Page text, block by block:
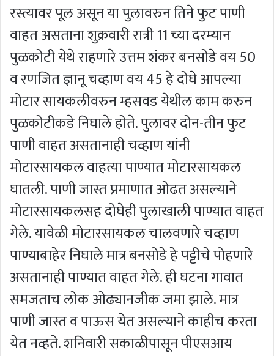
रस्त्यावर पूल असून या पुलावरुन तिने फुट पाणी
वाहत असताना शुक्रवारी रात्री 11 च्या दरम्यान
पुळकोटी येथे राहणारे उत्तम शंकर बनसोडे वय 50
व रणजित ज्ञानू चव्हाण वय 45 हे दोघे आपल्या
मोटार सायकलीवरुन म्हसवड येथील काम करुन
पुळकोटीकडे निघाले होते. पुलावर दोन-तीन फुट
पाणी वाहत असतानाही चव्हाण यांनी
मोटारसायकल वाहत्या पाण्यात मोटारसायकल
घातली. पाणी जास्त प्रमाणात ओढत असल्याने
मोटारसायकलसह दोघेही पुलाखाली पाण्यात वाहत
गेले. यावेळी मोटारसायकल चालवणारे चव्हाण
पाण्याबाहेर निघाले मात्र बनसोडे हे पट्टीचे पोहणारे
असतानाही पाण्यात वाहत गेले. ही घटना गावात
समजताच लोक ओढ्यानजीक जमा झाले. मात्र
पाणी जास्त व पाऊस येत असल्याने काहीच करता
येत नव्हते. शनिवारी सकाळीपासून पीएसआय